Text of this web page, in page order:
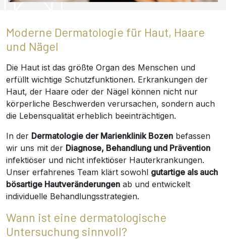
Moderne Dermatologie für Haut, Haare
und Nägel
Die Haut ist das größte Organ des Menschen und
erfüllt wichtige Schutzfunktionen. Erkrankungen der
Haut, der Haare oder der Nägel können nicht nur
körperliche Beschwerden verursachen, sondern auch
die Lebensqualität erheblich beeinträchtigen.
In der Dermatologie der Marienklinik Bozen befassen
wir uns mit der Diagnose, Behandlung und Prävention
infektiöser und nicht infektiöser Hauterkrankungen.
Unser erfahrenes Team klärt sowohl gutartige als auch
bösartige Hautveränderungen ab und entwickelt
individuelle Behandlungsstrategien.
Wann ist eine dermatologische
Untersuchung sinnvoll?